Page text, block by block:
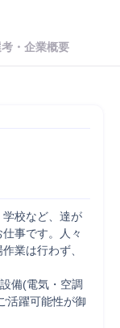
・企業概要
校など、達が
事です。人々
業は行わず、
備(電気・空調
活躍可能性が御